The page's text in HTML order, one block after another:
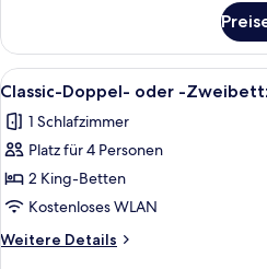
Doppel-
oder
-
Zweibettzimmer
Alle
Fotos
für
Classic-
Doppel-
oder
-
Zweibettzimmer
1
14
Classic-Doppel- oder -
1 Schlafzimmer
Platz für 4 Personen
2 King-Betten
Kostenloses WLAN
Weitere Details
Weitere